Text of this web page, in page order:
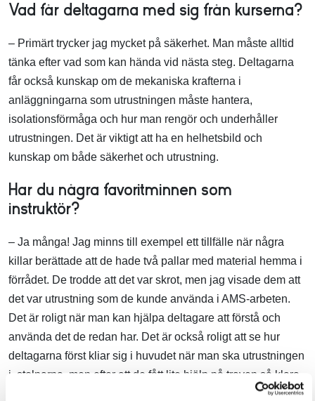
Vad får deltagarna med sig från kurserna?
– Primärt trycker jag mycket på säkerhet. Man måste alltid
tänka efter vad som kan hända vid nästa steg. Deltagarna
får också kunskap om de mekaniska krafterna i
anläggningarna som utrustningen måste hantera,
isolationsförmåga och hur man rengör och underhåller
utrustningen. Det är viktigt att ha en helhetsbild och
kunskap om både säkerhet och utrustning.
Har du några favoritminnen som
instruktör?
– Ja många! Jag minns till exempel ett tillfälle när några
killar berättade att de hade två pallar med material hemma i
förrådet. De trodde att det var skrot, men jag visade dem att
det var utrustning som de kunde använda i AMS-arbeten.
Det är roligt när man kan hjälpa deltagare att förstå och
använda det de redan har. Det är också roligt att se hur
deltagarna först kliar sig i huvudet när man ska utrustningen
i stolparna, men efter att de fått lite hjälp på traven så klara